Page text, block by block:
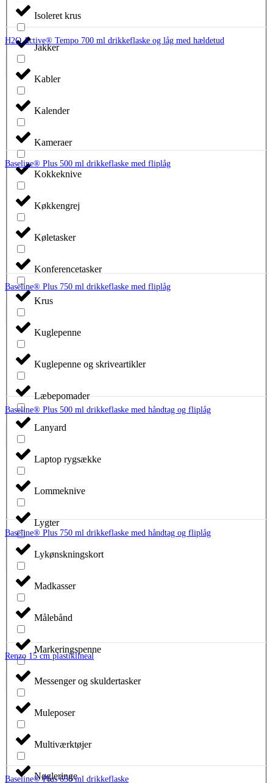
Isoleret krus
Jakker
Kabler
Kalender
Kameraer
Kokkeknive
Køkkengrej
Køletasker
Konferencetasker
Krus
Kuglepenne
Kuglepenne og skriveartikler
Læbepomader
Lanyard
Laptop rygsække
Lommeknive
Lygter
Lykønskningskort
Madkasser
Målebånd
Markeringspenne
Messenger og skuldertasker
Muleposer
Multiværktøjer
Nøgleringe
H2O Active® Tempo 700 ml drikkeflaske og låg med hældetud
Baseline® Plus 500 ml drikkeflaske med fliplåg
Baseline® Plus 750 ml drikkeflaske med fliplåg
Baseline® Plus 500 ml drikkeflaske med håndtag og fliplåg
Baseline® Plus 750 ml drikkeflaske med håndtag og fliplåg
Renzo 15 cm plastiklineal
Baseline® Plus 650 ml drikkeflaske